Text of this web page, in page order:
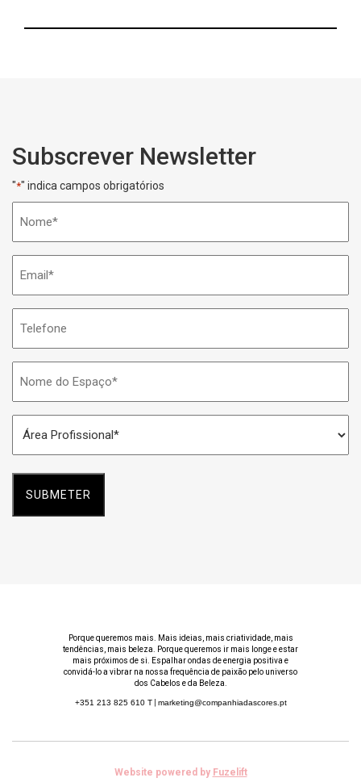
Subscrever Newsletter
"*" indica campos obrigatórios
do
Espaço
Profissional
*
Porque queremos mais. Mais ideias, mais criatividade, mais
tendências, mais beleza. Porque queremos ir mais longe e estar
mais próximos de si. Espalhar ondas de energia positiva e
convidá-lo a vibrar na nossa frequência de paixão pelo universo
dos Cabelos e da Beleza.
+351 213 825 610 T| marketing@companhiadascores.pt
Website powered by Fuzelift